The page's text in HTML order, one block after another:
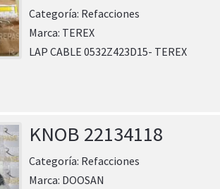
Categoría: Refacciones
Marca: TEREX
LAP CABLE 0532Z423D15- TEREX
KNOB 22134118
Categoría: Refacciones
Marca: DOOSAN